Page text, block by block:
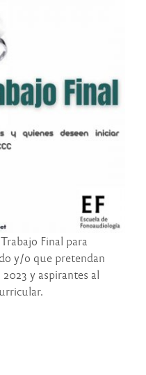
Final para
y/o que pretendan
y aspirantes al